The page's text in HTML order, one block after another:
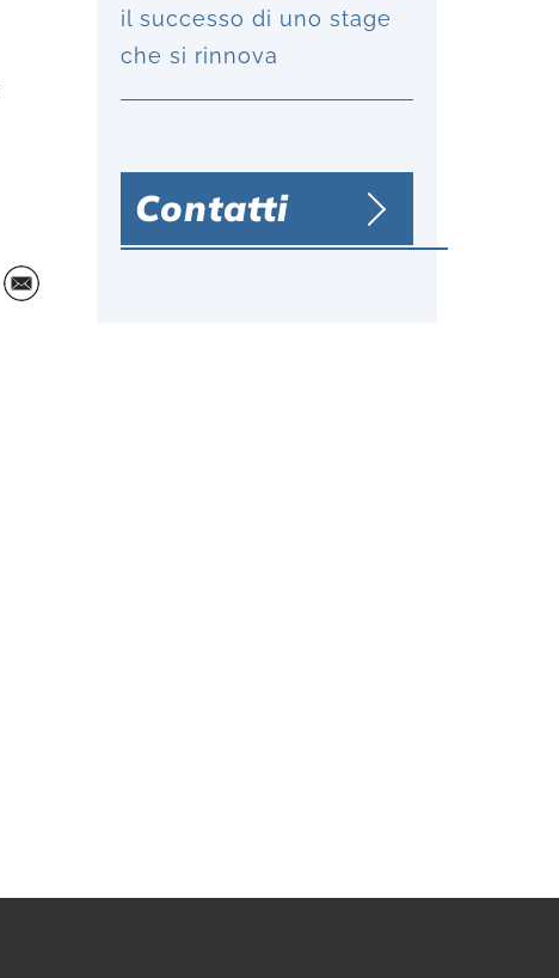
il successo di uno stage
che si rinnova
Contatti